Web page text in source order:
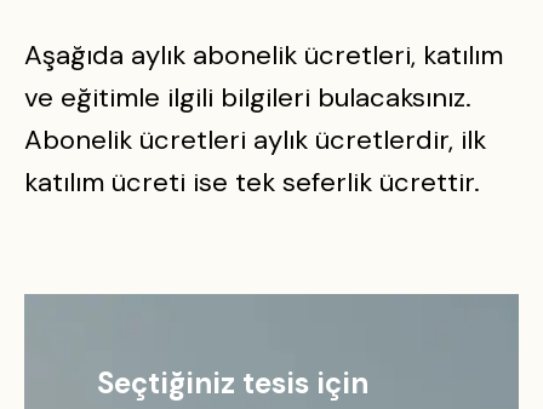
Aşağıda aylık abonelik ücretleri, katılım
ve eğitimle ilgili bilgileri bulacaksınız.
Abonelik ücretleri aylık ücretlerdir, ilk
katılım ücreti ise tek seferlik ücrettir.
Seçtiğiniz tesis için